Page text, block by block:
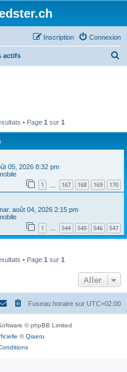
Connexion
Inscription
actifs
• Page 1 sur 1
05, 2026 8:32 pm
1 167 168 169 170
août 04, 2026 2:15 pm
1 … 544 545 546 547
• Page 1 sur 1
Aller
Fuseau horaire sur UTC+02:00
© phpBB Limited
©Qiaeru